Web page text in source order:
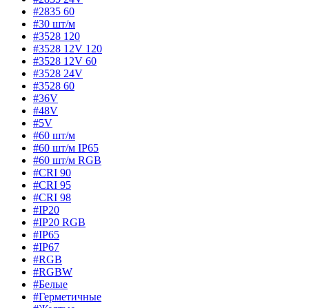
#2835 60
#30 шт/м
#3528 120
#3528 12V 120
#3528 12V 60
#3528 24V
#3528 60
#36V
#48V
#5V
#60 шт/м
#60 шт/м IP65
#60 шт/м RGB
#CRI 90
#CRI 95
#CRI 98
#IP20
#IP20 RGB
#IP65
#IP67
#RGB
#RGBW
#Белые
#Герметичные